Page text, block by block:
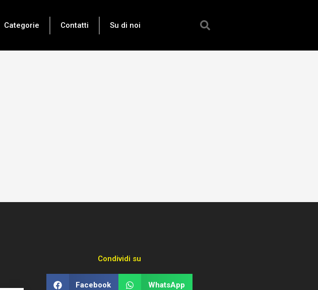
Categorie Contatti Su di noi
Condividi su
Facebook WhatsApp